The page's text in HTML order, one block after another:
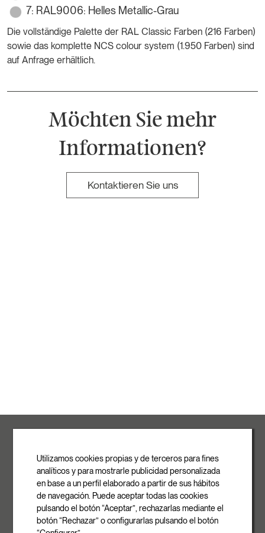
7: RAL9006: Helles Metallic-Grau
Die vollständige Palette der RAL Classic Farben (216 Farben)
sowie das komplette NCS colour system (1.950 Farben) sind
auf Anfrage erhältlich.
Möchten Sie mehr
Informationen?
Kontaktieren Sie uns
Ronda de la Font Grossa, 15 Pol. Ind. La Gavarra
08540 Centelles | Barcelona
E-mail
info@rovasi.com
Telefon
Utilizamos cookies propias y de terceros para fines
analíticos y para mostrarle publicidad personalizada
en base a un perfil elaborado a partir de sus hábitos
de navegación. Puede aceptar todas las cookies
pulsando el botón “Aceptar”, rechazarlas mediante el
botón “Rechazar” o configurarlas pulsando el botón